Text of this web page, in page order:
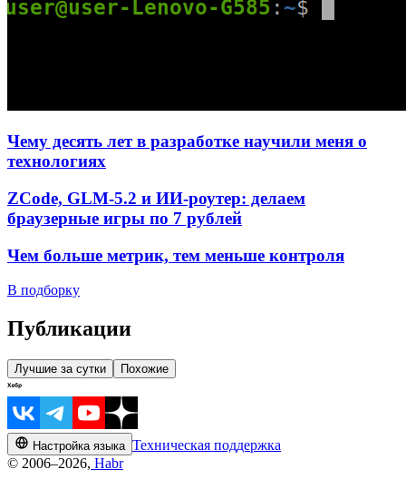
Чему десять лет в разработке научили меня о
технологиях
ZCode, GLM-5.2 и ИИ-роутер: делаем
браузерные игры по 7 рублей
Чем больше метрик, тем меньше контроля
В подборку
Публикации
Лучшие за сутки Похожие
Настройка языка Техническая поддержка
© 2006–2026, Habr